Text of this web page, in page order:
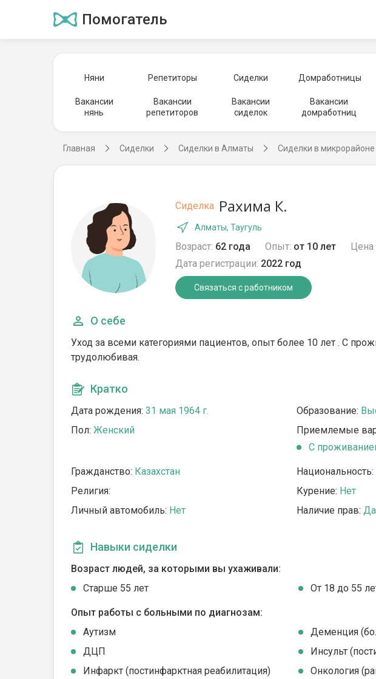
Помогатель
Няни Репетиторы Сиделки Домработницы
Вакансии
нянь
Вакансии
репетиторов
Вакансии
сиделок
Вакансии
домработниц
Главная Сиделки Сиделки в Алматы Сиделки в микрорайоне
Сиделка Рахима К.
Алматы, Таугуль
Возраст: 62 года Опыт: от 10 лет Цена
Дата регистрации: 2022 год
Связаться с работником
О себе
Уход за всеми категориями пациентов, опыт более 10 лет . С
трудолюбивая.
Кратко
Дата рождения: 31 мая 1964 г. Образование:
Пол: Женский
Приемлемые
C
Гражданство: Казахстан Национальность:
Религия:
Курение: Нет
Личный автомобиль: Нет Наличие прав: Да
Навыки сиделки
Возраст людей, за которыми вы ухаживали:
Cтарше 55 лет
От 18 до 55
Опыт работы с больными по диагнозам:
Аутизм
Деменция
ДЦП
Инсульт
Инфаркт (постинфарктная реабилитация)
Онкология